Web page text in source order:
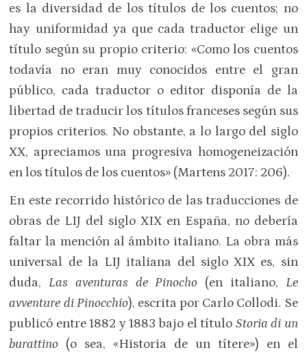
es la diversidad de los títulos de los cuentos; no
hay uniformidad ya que cada traductor elige un
título según su propio criterio: «Como los cuentos
todavía no eran muy conocidos entre el gran
público, cada traductor o editor disponía de la
libertad de traducir los títulos franceses según sus
propios criterios. No obstante, a lo largo del siglo
XX, apreciamos una progresiva homogeneización
en los títulos de los cuentos» (Martens 2017: 206).
En este recorrido histórico de las traducciones de
obras de LIJ del siglo XIX en España, no debería
faltar la mención al ámbito italiano. La obra más
universal de la LIJ italiana del siglo XIX es, sin
duda,Las aventuras de Pinocho (en italiano, Le
avventure di Pinocchio), escrita por Carlo Collodi. Se
publicó entre 1882 y 1883 bajo el título Storia di un
burattino (o sea, «Historia de un títere») en el